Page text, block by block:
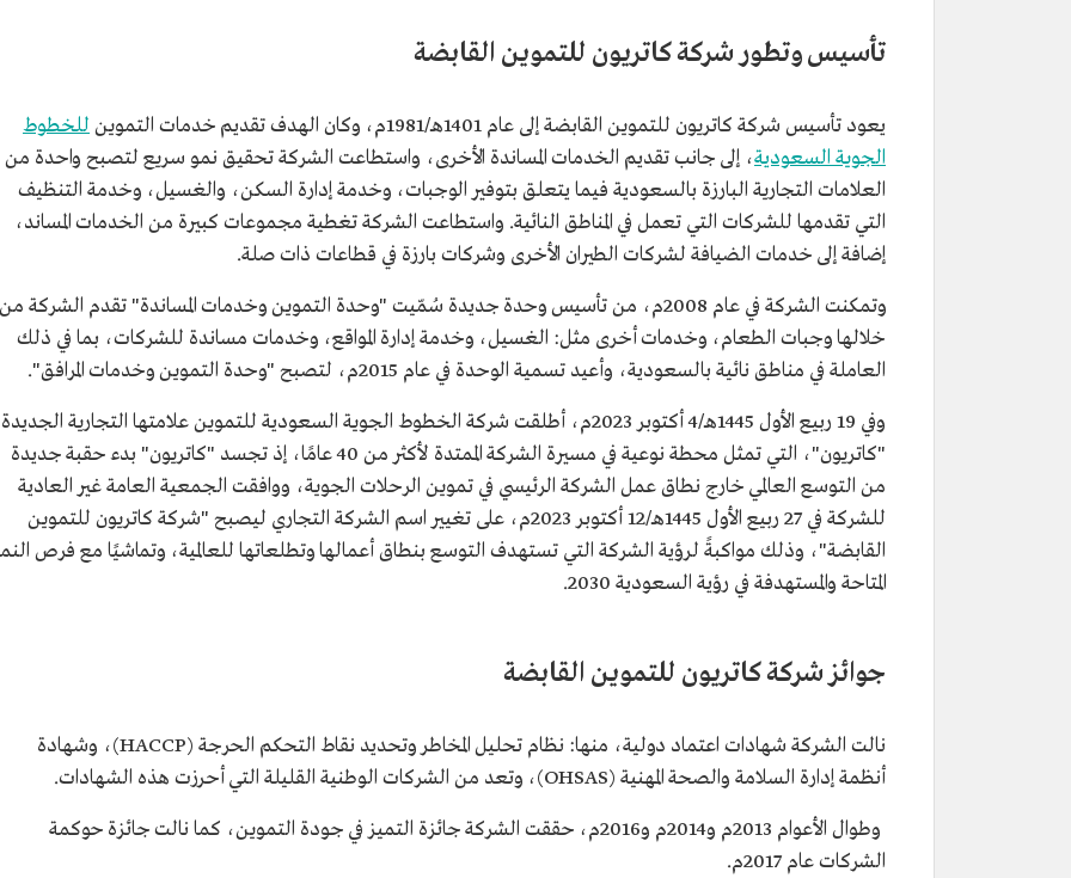
تأسيس وتطور شركة كاتريون للتموين القابضة
يعود تأسيس شركة كاتريون للتموين القابضة إلى عام 1401هـ/1981م، وكان الهدف تقديم خدمات التموين
للخطوط
الجوية السعودية، إلى جانب تقديم الخدمات المساندة الأخرى، واستطاعت الشركة تحقيق نمو سريع لتصبح واحدة من
العلامات التجارية البارزة بالسعودية فيما يتعلق بتوفير الوجبات، وخدمة إدارة السكن، والغسيل، وخدمة التنظيف
التي تقدمها للشركات التي تعمل في المناطق النائية. واستطاعت الشركة تغطية مجموعات كبيرة من الخدمات المساند،
إضافة إلى خدمات الضيافة لشركات الطيران الأخرى وشركات بارزة في قطاعات ذات صلة.
وتمكنت الشركة في عام 2008م، من تأسيس وحدة جديدة سُمّيت "وحدة التموين وخدمات المساندة" تقدم الشركة من
خلالها وجبات الطعام، وخدمات أخرى مثل: الغسيل، وخدمة إدارة المواقع، وخدمات مساندة للشركات، بما في ذلك
العاملة في مناطق نائية بالسعودية، وأعيد تسمية الوحدة في عام 2015م، لتصبح "وحدة التموين وخدمات المرافق".
وفي 19 ربيع الأول 1445هـ/4 أكتوبر 2023م، أطلقت شركة الخطوط الجوية السعودية للتموين علامتها التجارية الجديدة
"كاتريون"، التي تمثل محطة نوعية في مسيرة الشركة الممتدة لأكثر من 40 عامًا، إذ تجسد "كاتريون" بدء حقبة جديدة
من التوسع العالمي خارج نطاق عمل الشركة الرئيسي في تموين الرحلات الجوية، ووافقت الجمعية العامة غير العادية
للشركة في 27 ربيع الأول 1445هـ/12 أكتوبر 2023م، على تغيير اسم الشركة التجاري ليصبح "شركة كاتريون للتموين
القابضة"، وذلك مواكبةً لرؤية الشركة التي تستهدف التوسع بنطاق أعمالها وتطلعاتها للعالمية، وتماشيًا مع فرص
المتاحة والمستهدفة في رؤية السعودية 2030.
جوائز شركة كاتريون للتموين القابضة
نالت الشركة شهادات اعتماد دولية، منها: نظام تحليل المخاطر وتحديد نقاط التحكم الحرجة (HACCP)، وشهادة
أنظمة إدارة السلامة والصحة المهنية (OHSAS)، وتعد من الشركات الوطنية القليلة التي أحرزت هذه الشهادات.
وطوال الأعوام 2013م و2014م و2016م، حققت الشركة جائزة التميز في جودة التموين، كما نالت جائزة حوكمة
الشركات عام 2017م.